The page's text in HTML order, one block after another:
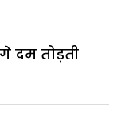
दम तोड़ती